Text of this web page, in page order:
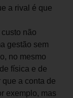
a rival é que
não
gestão sem
no mesmo
física e de
a conta de
exemplo, mas